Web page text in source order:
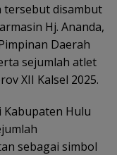
tersebut disambut
Hj. Ananda,
Daerah
sejumlah atlet
XII Kalsel 2025.
Hulu
sebagai simbol